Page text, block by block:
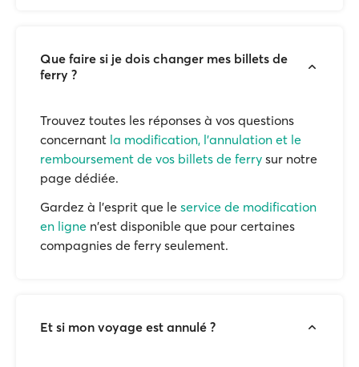
Que faire si je dois changer mes billets de
ferry ?
Trouvez toutes les réponses à vos questions
concernant la modification, l'annulation et le
remboursement de vos billets de ferry sur notre
page dédiée.
Gardez à l'esprit que le service de modification
en ligne n'est disponible que pour certaines
compagnies de ferry seulement.
Et si mon voyage est annulé ?